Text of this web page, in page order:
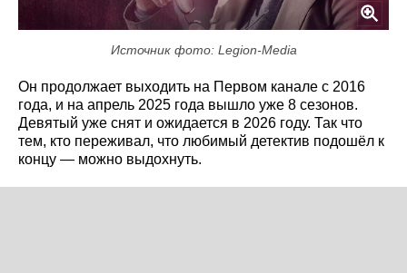
Источник фото: Legion-Media
Он продолжает выходить на Первом канале с 2016
года, и на апрель 2025 года вышло уже 8 сезонов.
Девятый уже снят и ожидается в 2026 году. Так что
тем, кто переживал, что любимый детектив подошёл к
концу — можно выдохнуть.